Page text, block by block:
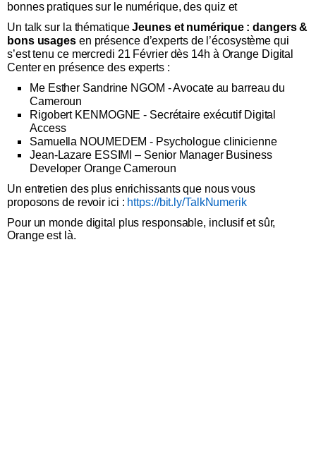
bonnes pratiques sur le numérique, des quiz et
Un talk sur la thématiqueJeunes et numérique : dangers &
bons usagesen présence d’experts de l’écosystème qui
s’est tenu ce mercredi 21 Février dès 14h à Orange Digital
Center en présence des experts :
Me Esther Sandrine NGOM - Avocate au barreau du
Cameroun
Rigobert KENMOGNE - Secrétaire exécutif Digital
Access
Samuella NOUMEDEM - Psychologue clinicienne
Jean-Lazare ESSIMI – Senior Manager Business
Developer Orange Cameroun
Un entretien des plus enrichissants que nous vous
proposons de revoir ici : https://bit.ly/TalkNumerik
Pour un monde digital plus responsable, inclusif et sûr,
Orange est là.